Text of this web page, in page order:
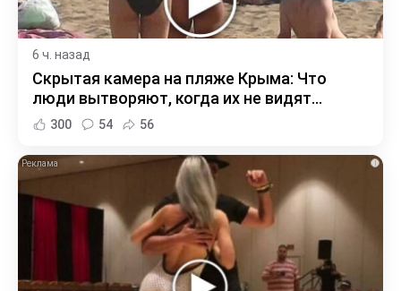
6 ч. назад
Скрытая камера на пляже Крыма: Что
люди вытворяют, когда их не видят...
300 54 56
i